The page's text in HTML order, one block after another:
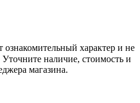
характер и не
наличие, стоимость и
магазина.